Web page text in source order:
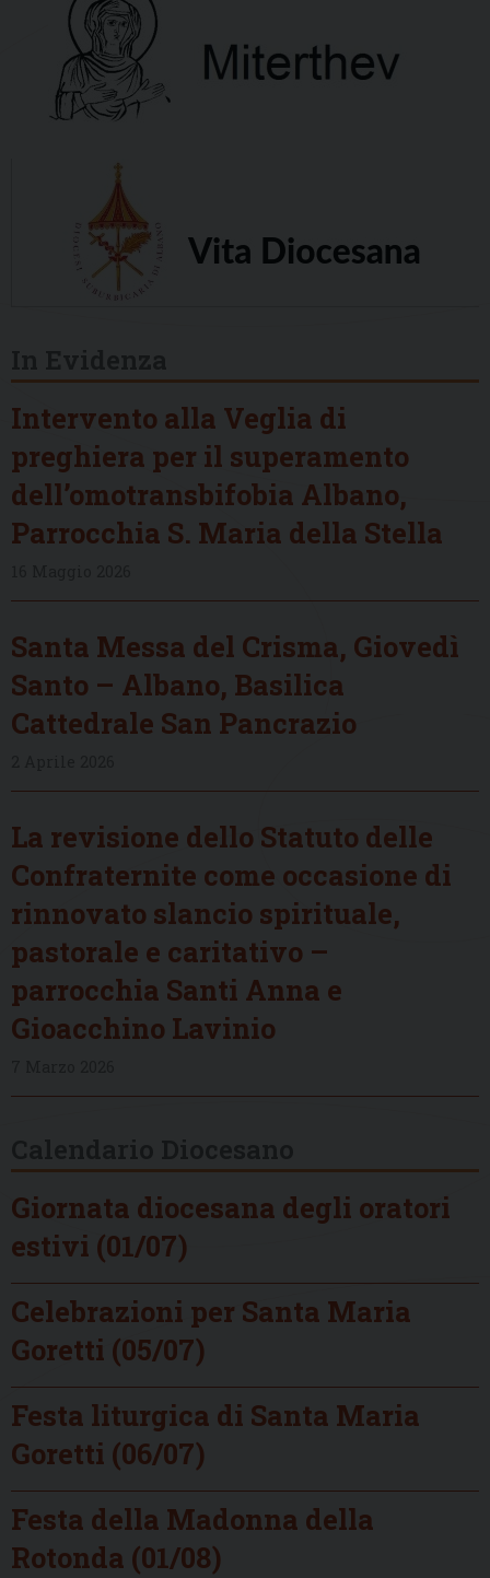
Intervento alla Veglia di
preghiera per il superamento
dell’omotransbifobia Albano,
Parrocchia S. Maria della Stella
Santa Messa del Crisma, Giovedì
Santo – Albano, Basilica
Cattedrale San Pancrazio
La revisione dello Statuto delle
Confraternite come occasione di
rinnovato slancio spirituale,
pastorale e caritativo –
parrocchia Santi Anna e
Gioacchino Lavinio
Giornata diocesana degli oratori
estivi (01/07)
Celebrazioni per Santa Maria
Goretti (05/07)
Festa liturgica di Santa Maria
Goretti (06/07)
Festa della Madonna della
Rotonda (01/08)